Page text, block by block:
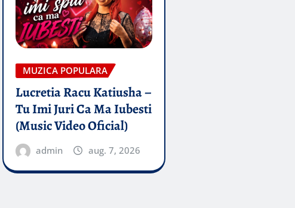
MUZICA POPULARA
Lucretia Racu Katiusha –
Tu Imi Juri Ca Ma Iubesti
(Music Video Oficial)
admin aug. 7, 2026